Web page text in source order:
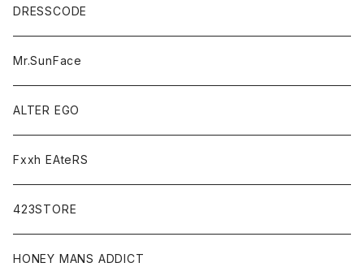
DRESSCODE
Mr.SunFace
ALTER EGO
Fxxh EAteRS
423STORE
HONEY MANS ADDICT